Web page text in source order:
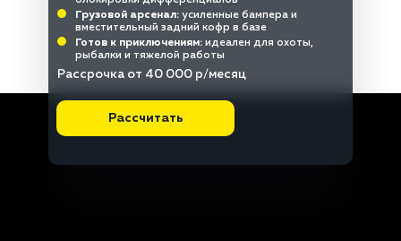
Грузовой арсенал: усиленные бампера и
вместительный задний кофр в базе
Рассрочка от 40 000 р/месяц
Готов к приключениям: идеален для охоты,
рыбалки и тяжелой работы
Рассчитать